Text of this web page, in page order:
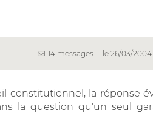
14 messages le 26/03/2004
constitutionnel, la réponse
la question qu'un seul